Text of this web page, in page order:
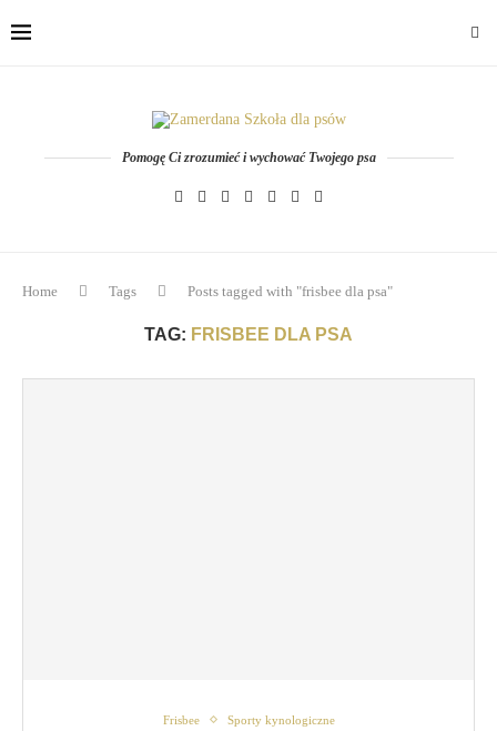
Pomogę Ci zrozumieć i wychować Twojego psa
Home Tags Posts tagged with "frisbee dla psa"
TAG: FRISBEE DLA PSA
Frisbee Sporty kynologiczne